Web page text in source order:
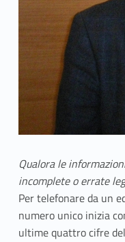
Qualora le
incomplete o errate
Per telefonare da un
numero unico inizia
ultime quattro cifre